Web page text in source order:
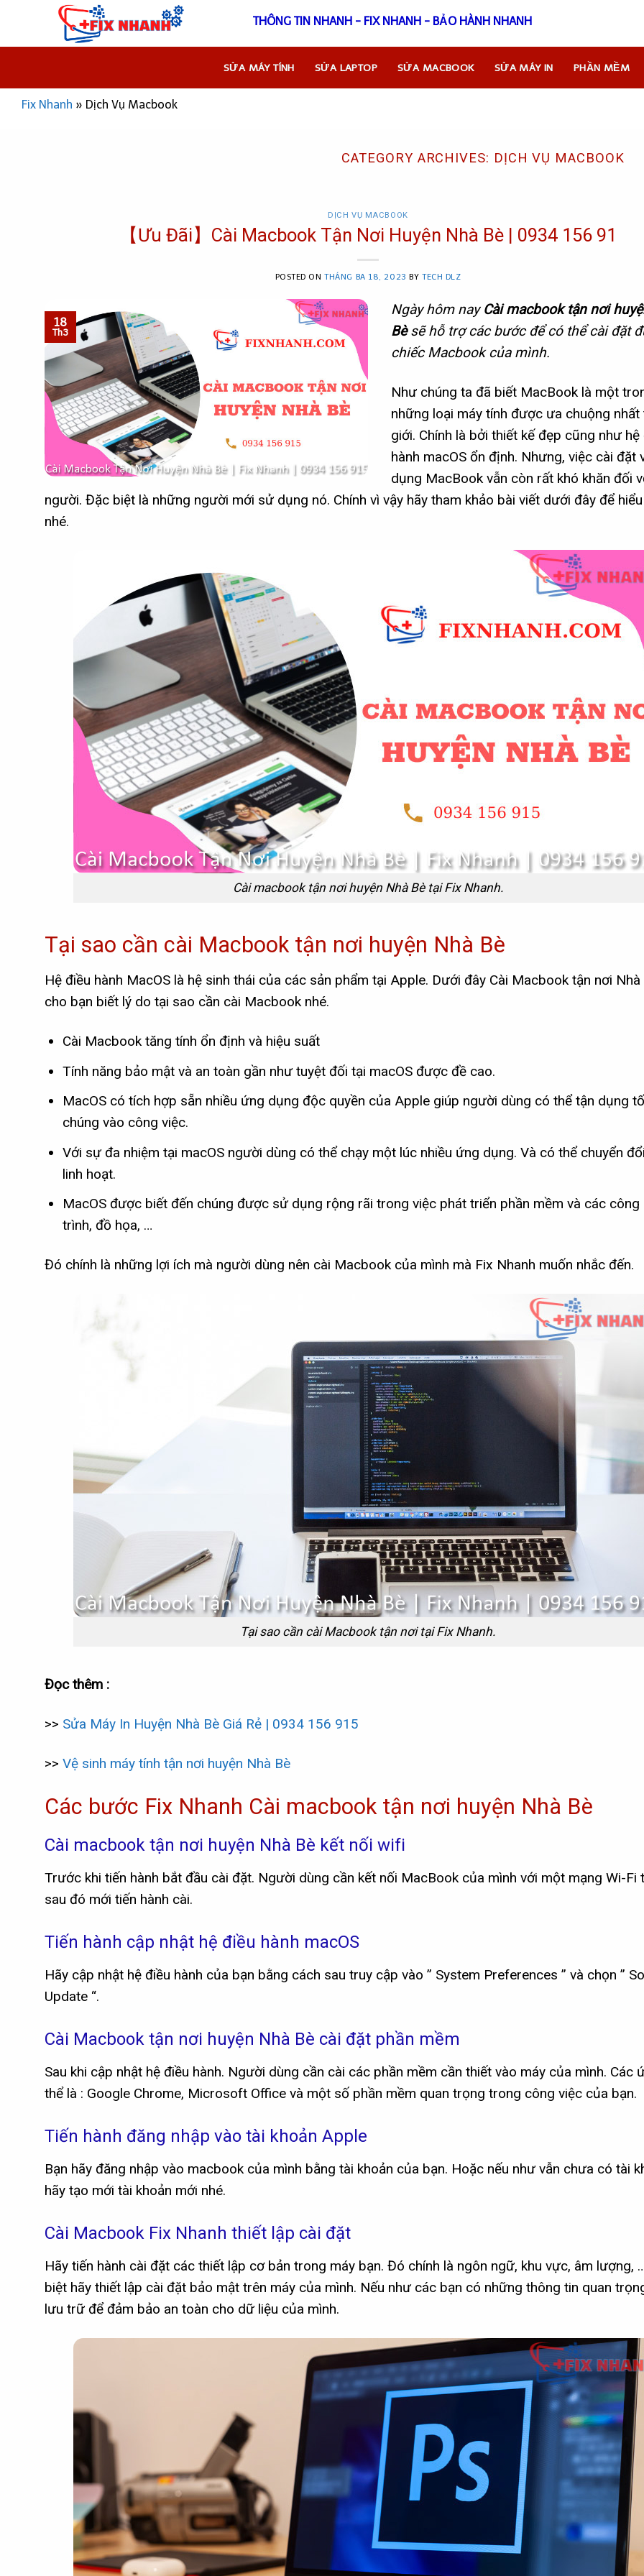
content
THÔNG TIN NHANH - FIX NHANH - BẢO HÀNH NHANH
SỬA MÁY TÍNH SỬA LAPTOP SỬA MACBOOK SỬA MÁY IN PHẦN MỀM
Fix Nhanh » Dịch Vụ Macbook
CATEGORY ARCHIVES: DỊCH VỤ MACBOOK
DỊCH VỤ MACBOOK
【Ưu Đãi】Cài Macbook Tận Nơi Huyện Nhà Bè | 0934 156 91
POSTED ONTHÁNG BA 18, 2023 BY TECH DLZ
18
Th3
Ngày hôm nay Cài macbook tận nơi
Bèsẽ hỗ trợ các bước để có thể cài đặt
chiếc Macbook của mình.
Như chúng ta đã biết MacBook là một
những loại máy tính được ưa chuộng nhất
giới. Chính là bởi thiết kế đẹp cũng như hệ
hành macOS ổn định. Nhưng, việc cài đặt
dụng MacBook vẫn còn rất khó khăn đối
người. Đặc biệt là những người mới sử dụng nó. Chính vì vậy hãy tham khảo bài viết dưới đây để
nhé.
Cài macbook tận nơi huyện Nhà Bè tại Fix Nhanh.
Tại sao cần cài Macbook tận nơi huyện Nhà Bè
Hệ điều hành MacOS là hệ sinh thái của các sản phẩm tại Apple. Dưới đây Cài Macbook tận nơi Nhà
cho bạn biết lý do tại sao cần cài Macbook nhé.
Cài Macbook tăng tính ổn định và hiệu suất
Tính năng bảo mật và an toàn gần như tuyệt đối tại macOS được đề cao.
MacOS có tích hợp sẵn nhiều ứng dụng độc quyền của Apple giúp người dùng có thể tận dụng
chúng vào công việc.
Với sự đa nhiệm tại macOS người dùng có thể chạy một lúc nhiều ứng dụng. Và có thể chuyển
linh hoạt.
MacOS được biết đến chúng được sử dụng rộng rãi trong việc phát triển phần mềm và các công
trình, đồ họa, …
Đó chính là những lợi ích mà người dùng nên cài Macbook của mình mà Fix Nhanh muốn nhắc đến.
Tại sao cần cài Macbook tận nơi tại Fix Nhanh.
Đọc thêm :
>> Sửa Máy In Huyện Nhà Bè Giá Rẻ | 0934 156 915
>> Vệ sinh máy tính tận nơi huyện Nhà Bè
Các bước Fix Nhanh Cài macbook tận nơi huyện Nhà Bè
Cài macbook tận nơi huyện Nhà Bè kết nối wifi
Trước khi tiến hành bắt đầu cài đặt. Người dùng cần kết nối MacBook của mình với một mạng Wi-Fi
sau đó mới tiến hành cài.
Tiến hành cập nhật hệ điều hành macOS
Hãy cập nhật hệ điều hành của bạn bằng cách sau truy cập vào ” System Preferences ” và chọn ”
Update “.
Cài Macbook tận nơi huyện Nhà Bè cài đặt phần mềm
Sau khi cập nhật hệ điều hành. Người dùng cần cài các phần mềm cần thiết vào máy của mình. Các
thể là : Google Chrome, Microsoft Office và một số phần mềm quan trọng trong công việc của bạn.
Tiến hành đăng nhập vào tài khoản Apple
Bạn hãy đăng nhập vào macbook của mình bằng tài khoản của bạn. Hoặc nếu như vẫn chưa có tài
hãy tạo mới tài khoản mới nhé.
Cài Macbook Fix Nhanh thiết lập cài đặt
Hãy tiến hành cài đặt các thiết lập cơ bản trong máy bạn. Đó chính là ngôn ngữ, khu vực, âm lượng,
biệt hãy thiết lập cài đặt bảo mật trên máy của mình. Nếu như các bạn có những thông tin quan
lưu trữ để đảm bảo an toàn cho dữ liệu của mình.